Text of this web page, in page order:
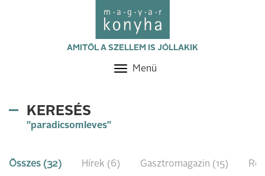
AMITŐL A SZELLEM IS JÓLLAKIK
Toggle
Menü
KERESÉS
"paradicsomleves"
Összes (32) Hírek (6) Gasztromagazin (15)